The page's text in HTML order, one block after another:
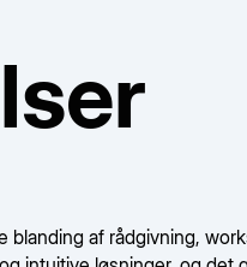
blanding af rådgivning,